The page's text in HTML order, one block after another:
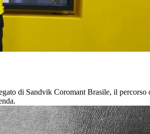
di Sandvik Coromant Brasile, il